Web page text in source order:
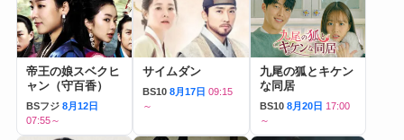
帝王の娘スベクヒ
ャン（守百香）
BSフジ 8月12日
07:55～
サイムダン
BS10 8月17日 09:15
～
九尾の狐とキケン
な同居
BS10 8月20日 17:00
～